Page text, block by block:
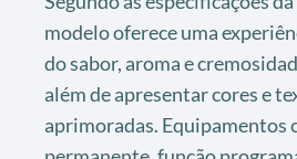
modelo oferece uma
do sabor, aroma e
além de apresentar cores e
aprimoradas. Equipamentos